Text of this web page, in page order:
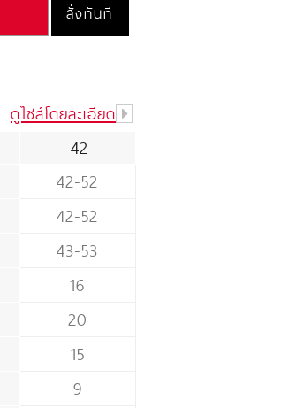
สั่งทันที
ดูไซส์โดยละเอียด
42
42-52
42-52
43-53
16
20
15
9